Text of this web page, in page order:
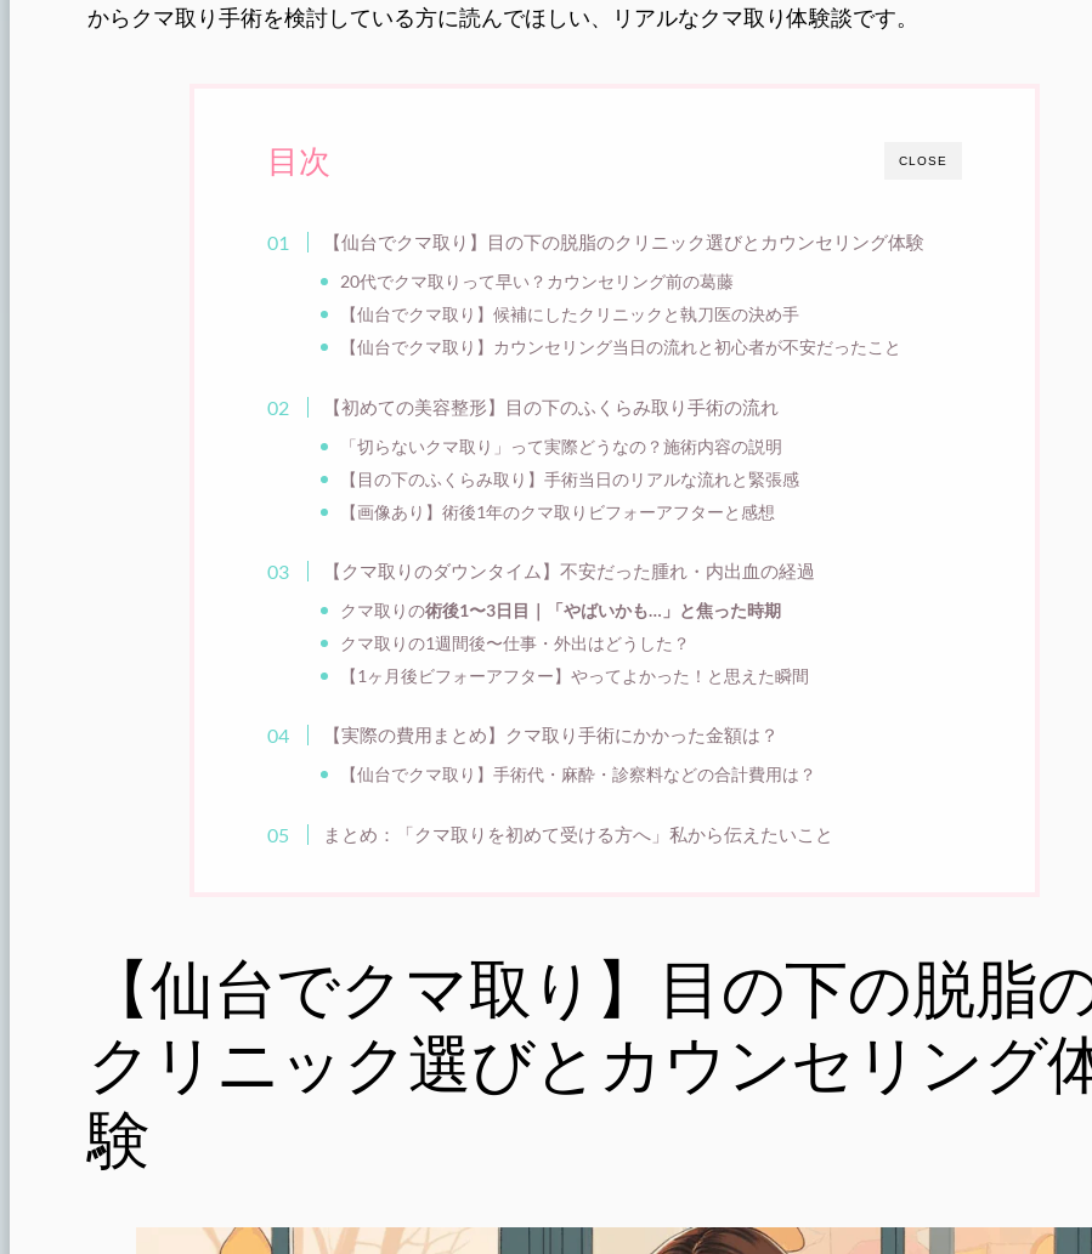
からクマ取り手術を検討している方に読んでほしい、リアルなクマ取り体験談です。
CLOSE
目次
【仙台でクマ取り】目の下の脱脂のクリニック選びとカウンセリング体験
20代でクマ取りって早い？カウンセリング前の葛藤
【仙台でクマ取り】候補にしたクリニックと執刀医の決め手
【仙台でクマ取り】カウンセリング当日の流れと初心者が不安だったこと
【初めての美容整形】目の下のふくらみ取り手術の流れ
「切らないクマ取り」って実際どうなの？施術内容の説明
【目の下のふくらみ取り】手術当日のリアルな流れと緊張感
【画像あり】術後1年のクマ取りビフォーアフターと感想
【クマ取りのダウンタイム】不安だった腫れ・内出血の経過
クマ取りの術後1〜3日目｜「やばいかも…」と焦った時期
クマ取りの1週間後〜仕事・外出はどうした？
【1ヶ月後ビフォーアフター】やってよかった！と思えた瞬間
【実際の費用まとめ】クマ取り手術にかかった金額は？
【仙台でクマ取り】手術代・麻酔・診察料などの合計費用は？
まとめ：「クマ取りを初めて受ける方へ」私から伝えたいこと
【仙台でクマ取り】目の下の脱脂
クリニック選びとカウンセリング
験